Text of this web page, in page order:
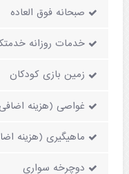
صبحانه فوق العاده
خدمات روزانه
زمین بازی کودکان
غواصی (هزینه
ماهیگیری (هزینه
دوچرخه سواری